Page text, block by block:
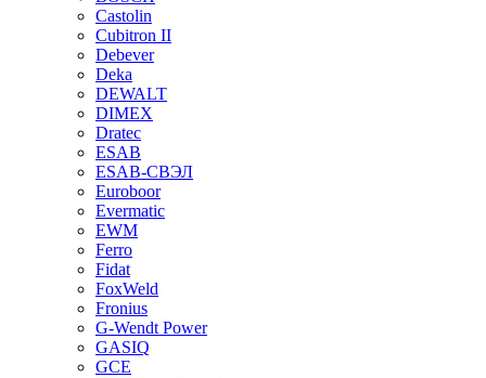
Castolin
Cubitron II
Debever
Deka
DEWALT
DIMEX
Dratec
ESAB
ESAB-СВЭЛ
Euroboor
Evermatic
EWM
Ferro
Fidat
FoxWeld
Fronius
G-Wendt Power
GASIQ
GCE